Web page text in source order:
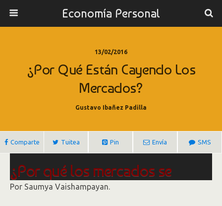
Economía Personal
13/02/2016
¿Por Qué Están Cayendo Los
Mercados?
Gustavo Ibañez Padilla
Comparte Tuitea Pin Envía SMS
¿Por qué los mercados se
siguen derrumbando? Cinco
Por Saumya Vaishampayan.